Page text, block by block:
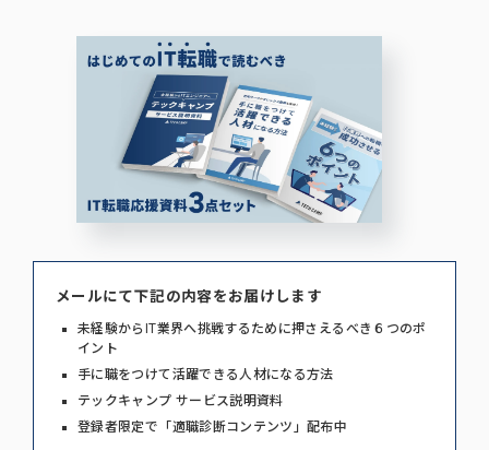
メールにて下記の内容をお届けします
未経験からIT業界へ挑戦するために押さえるべき６つのポ
イント
手に職をつけて活躍できる人材になる方法
テックキャンプ サービス説明資料
登録者限定で「適職診断コンテンツ」配布中